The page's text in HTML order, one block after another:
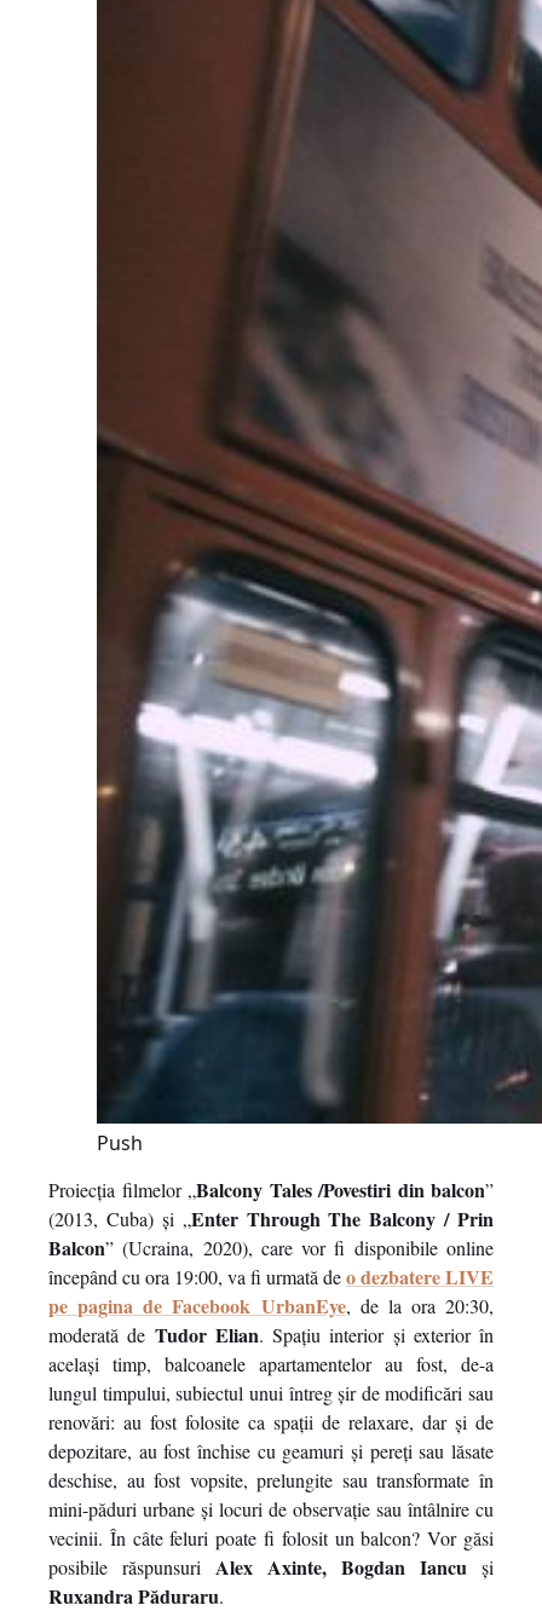
Push
Proiecția filmelor „Balcony Tales /Povestiri din balcon”
(2013, Cuba) și „Enter Through The Balcony / Prin
Balcon” (Ucraina, 2020), care vor fi disponibile online
începând cu ora 19:00, va fi urmată deo dezbatere LIVE
pe pagina de Facebook UrbanEye, de la ora 20:30,
moderată de Tudor Elian. Spațiu interior și exterior în
același timp, balcoanele apartamentelor au fost, de-a
lungul timpului, subiectul unui întreg șir de modificări sau
renovări: au fost folosite ca spații de relaxare, dar și de
depozitare, au fost închise cu geamuri și pereți sau lăsate
deschise, au fost vopsite, prelungite sau transformate în
mini-păduri urbane și locuri de observație sau întâlnire cu
vecinii. În câte feluri poate fi folosit un balcon? Vor găsi
posibile răspunsuri Alex Axinte, Bogdan Iancu și
Ruxandra Păduraru.